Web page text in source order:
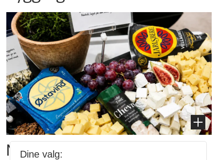
Matgledefinalistene er klare
Dine valg: